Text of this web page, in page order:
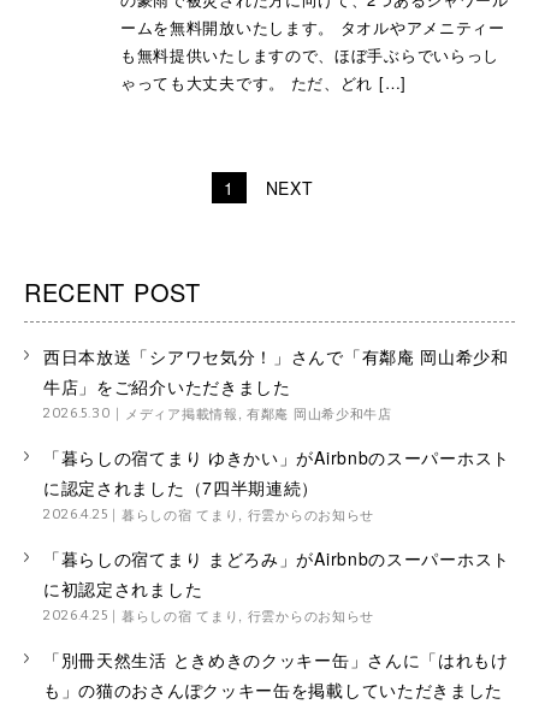
ームを無料開放いたします。 タオルやアメニティー
も無料提供いたしますので、ほぼ手ぶらでいらっし
ゃっても大丈夫です。 ただ、どれ […]
ビ
ゲ
ー
シ
ョ
ン
1 NEXT
RECENT POST
西日本放送「シアワセ気分！」さんで「有鄰庵 岡山希少和
牛店」をご紹介いただきました
2026.5.30 メディア掲載情報,有鄰庵 岡山希少和牛店
「暮らしの宿てまり ゆきかい」がAirbnbのスーパーホスト
に認定されました（7四半期連続）
2026.4.25 暮らしの宿 てまり , 行雲からのお知らせ
「暮らしの宿てまり まどろみ」がAirbnbのスーパーホスト
に初認定されました
2026.4.25 暮らしの宿 てまり , 行雲からのお知らせ
「別冊天然生活 ときめきのクッキー缶」さんに「はれもけ
も」の猫のおさんぽクッキー缶を掲載していただきました